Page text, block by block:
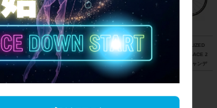
フェルト FELT F5 105 2013年 カーボ
ンロードバイク 58サイズ ブラック
55,000円
美品 スペシャライズド SPECIALIZED
S-WORKS TARMAC SL5 DURA-ACE 2
015 カーボン 54サイズ グロスキャンデ
ィレッド/ブラック/ゴールド
263,329円